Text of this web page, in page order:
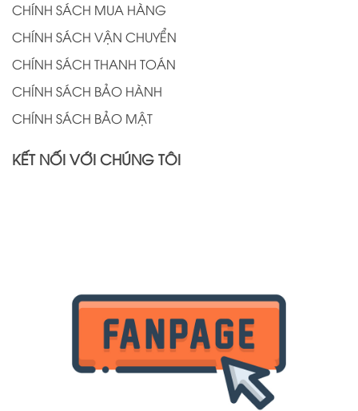
CHÍNH SÁCH MUA HÀNG
CHÍNH SÁCH VẬN CHUYỂN
CHÍNH SÁCH THANH TOÁN
CHÍNH SÁCH BẢO HÀNH
CHÍNH SÁCH BẢO MẬT
KẾT NỐI VỚI CHÚNG TÔI